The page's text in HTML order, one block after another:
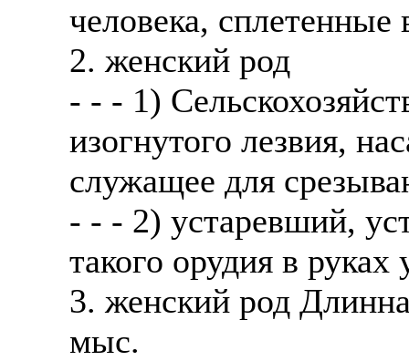
человека, сплетенные
2. женский род
- - - 1)
изогнутого лезвия,
служащее для
- - - 2) устаревший,
такого орудия в руках
3. женский род
мыс.